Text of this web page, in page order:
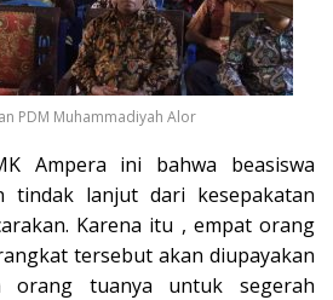
PDM Muhammadiyah Alor
Ampera ini bahwa beasiswa
tindak lanjut dari kesepakatan
Karena itu , empat orang
tersebut akan diupayakan
orang tuanya untuk segerah